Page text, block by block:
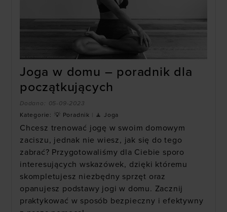
Joga w domu – poradnik dla
początkujących
Dodano:
05-09-2023
Kategorie: 💡 Poradnik 🧘 Joga
Chcesz trenować jogę w swoim domowym
zaciszu, jednak nie wiesz, jak się do tego
zabrać? Przygotowaliśmy dla Ciebie sporo
interesujących wskazówek, dzięki któremu
skompletujesz niezbędny sprzęt oraz
opanujesz podstawy jogi w domu. Zacznij
praktykować w sposób bezpieczny i efektywny